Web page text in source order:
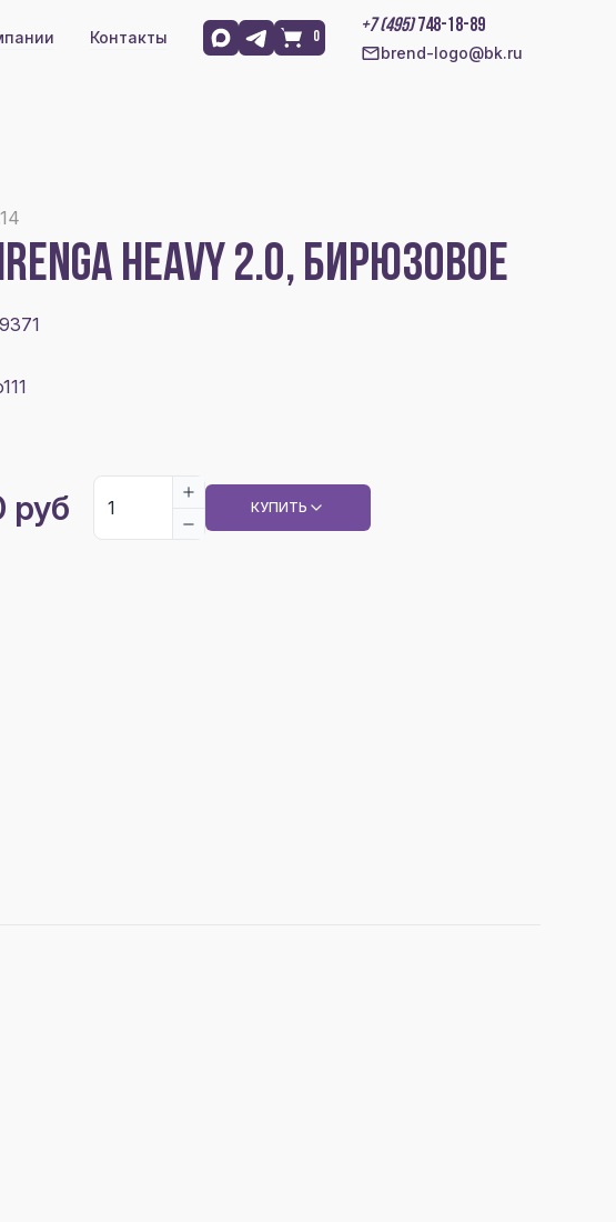
Контакты 0
+7 (495)748-18-89
brend-logo@bk.ru
HEAVY 2.0, БИРЮЗОВОЕ
руб КУПИТЬ